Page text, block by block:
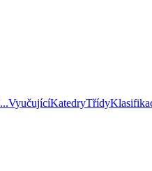
VyučujícíKatedryTřídy